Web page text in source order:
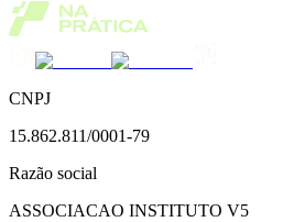
CNPJ
15.862.811/0001-79
Razão social
ASSOCIACAO INSTITUTO V5